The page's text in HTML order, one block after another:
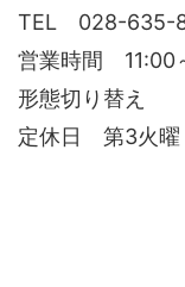
TEL 028-635-
営業時間 11:00
形態切り替え
定休日 第3火曜